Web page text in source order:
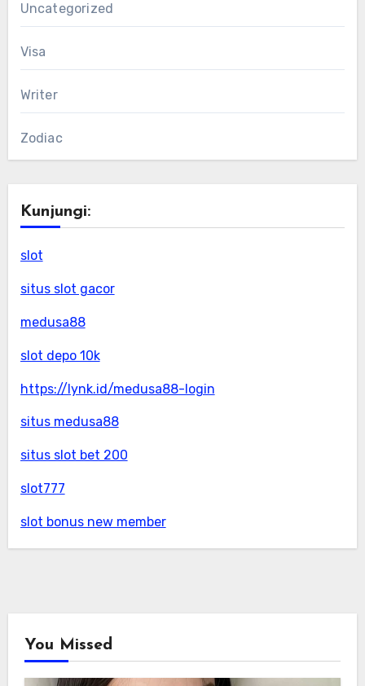
Uncategorized
Visa
Writer
Zodiac
Kunjungi:
slot
situs slot gacor
medusa88
slot depo 10k
https://lynk.id/medusa88-login
situs medusa88
situs slot bet 200
slot777
slot bonus new member
You Missed